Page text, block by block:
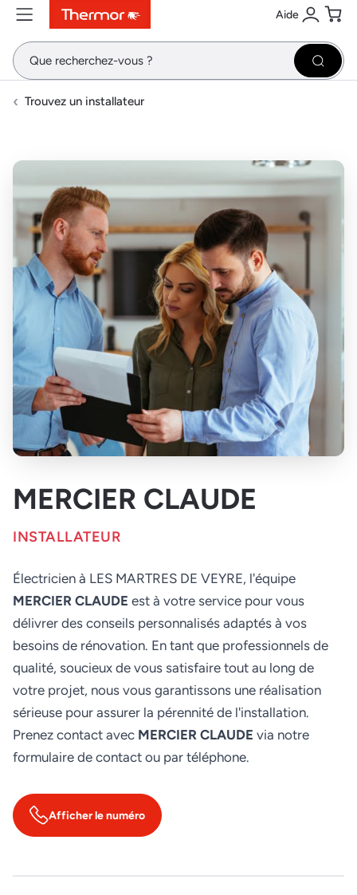
ContenuMenuRecherche Aide
Se
Trouvez un installateur
MERCIER CLAUDE
INSTALLATEUR
Électricien à LES MARTRES DE VEYRE, l'équipe
MERCIER CLAUDE est à votre service pour vous
délivrer des conseils personnalisés adaptés à vos
besoins de rénovation. En tant que professionnels de
qualité, soucieux de vous satisfaire tout au long de
votre projet, nous vous garantissons une réalisation
sérieuse pour assurer la pérennité de l'installation.
Prenez contact avec MERCIER CLAUDE via notre
formulaire de contact ou par téléphone.
Afficher le numéro